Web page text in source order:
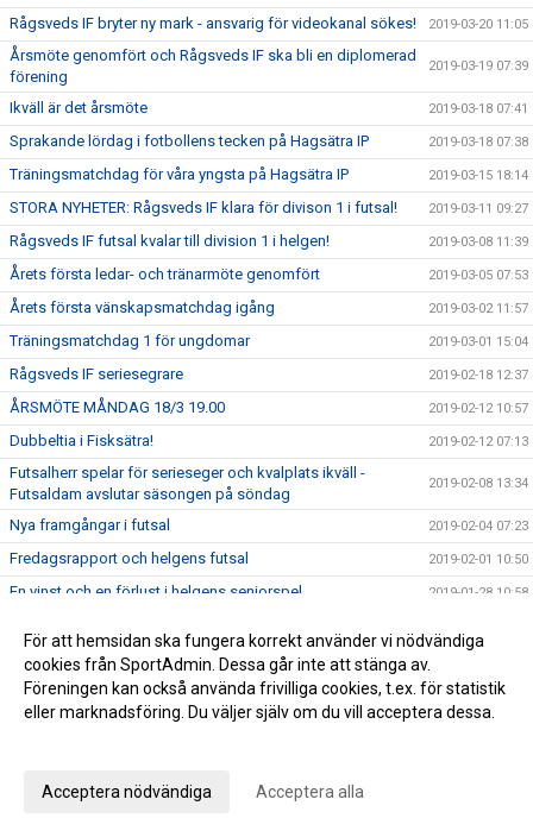
Rågsveds IF bryter ny mark - ansvarig för videokanal sökes! 2019-03-20 11:05
Årsmöte genomfört och Rågsveds IF ska bli en diplomerad
förening
2019-03-19 07:39
Ikväll är det årsmöte 2019-03-18 07:41
Sprakande lördag i fotbollens tecken på Hagsätra IP 2019-03-18 07:38
Träningsmatchdag för våra yngsta på Hagsätra IP 2019-03-15 18:14
STORA NYHETER: Rågsveds IF klara för divison 1 i futsal! 2019-03-11 09:27
Rågsveds IF futsal kvalar till division 1 i helgen! 2019-03-08 11:39
Årets första ledar- och tränarmöte genomfört 2019-03-05 07:53
Årets första vänskapsmatchdag igång 2019-03-02 11:57
Träningsmatchdag 1 för ungdomar 2019-03-01 15:04
Rågsveds IF seriesegrare 2019-02-18 12:37
ÅRSMÖTE MÅNDAG 18/3 19.00 2019-02-12 10:57
Dubbeltia i Fisksätra! 2019-02-12 07:13
Futsalherr spelar för serieseger och kvalplats ikväll -
Futsaldam avslutar säsongen på söndag
2019-02-08 13:34
Nya framgångar i futsal 2019-02-04 07:23
Fredagsrapport och helgens futsal 2019-02-01 10:50
En vinst och en förlust i helgens seniorspel 2019-01-28 10:58
Rågsveds IF VÅRCUP 2019
Helgens dubbel i futsal! 2019-01-20 20:47
Vinst i seriefinal för herrfutsal och rapport från jullovet
För att hemsidan ska fungera korrekt använder vi nödvändiga
cookies från SportAdmin. Dessa går inte att stänga av.
Föreningen kan också använda frivilliga cookies, t.ex. för statistik
eller marknadsföring. Du väljer själv om du vill acceptera dessa.
Acceptera nödvändiga Acceptera alla